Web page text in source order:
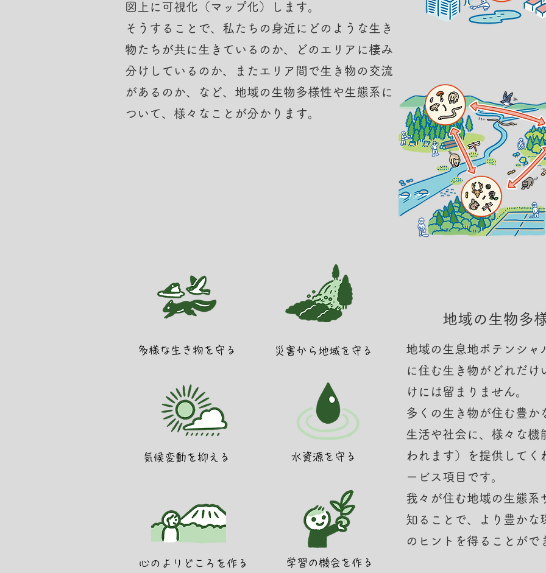
図上に可視化（マップ化）します。
そうすることで、私たちの身近にどのような生き
物たちが共に生きているのか、どのエリアに棲み
分けしているのか、またエリア間で生き物の交流
があるのか、など、地域の生物多様性や生態系に
ついて、様々なことが分かります。
多様な生き物を守る
気候変動を抑える
心のよりどころを作る
災害から地域を守る
水資源を守る
学習の機会を作る
地域の生物多
地域の生息地ポテンシャ
に住む生き物がどれだ
けには留まりません。
多くの生き物が住む豊か
生活や社会に、様々な
われます）を提供して
ービス項目です。
我々が住む地域の生態系
知ることで、より豊かな
のヒントを得ることがで